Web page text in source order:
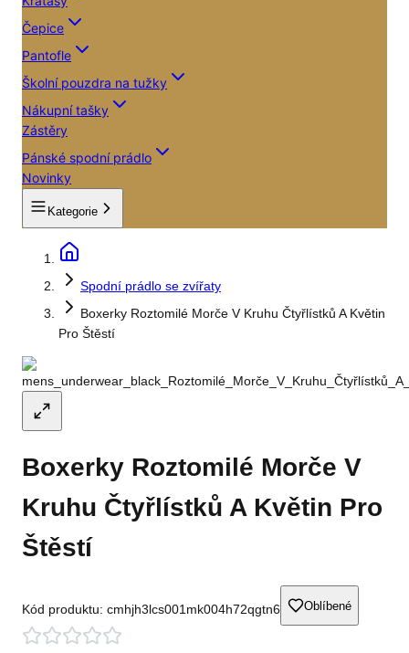
Čepice
Pantofle
Školní pouzdra na tužky
Nákupní tašky
Zástěry
Pánské spodní prádlo
Novinky
Kategorie
Spodní prádlo se zvířaty
Boxerky Roztomilé Morče V Kruhu Čtyřlístků A Květin
Pro Štěstí
Boxerky Roztomilé Morče V
Kruhu Čtyřlístků A Květin Pro
Štěstí
Kód produktu: cmhjh3lcs001mk004h72qgtn6 Oblíbené